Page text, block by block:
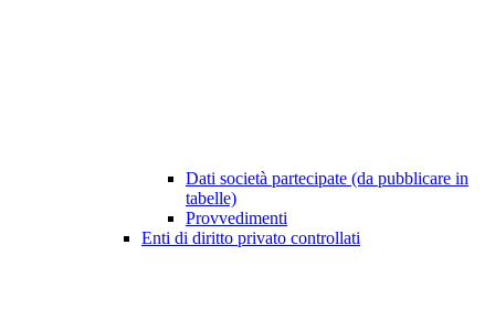
Dati società partecipate (da pubblicare in
tabelle)
Provvedimenti
Enti di diritto privato controllati